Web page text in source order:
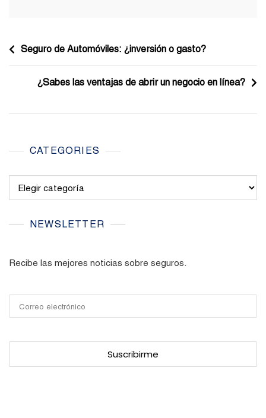
Navegación
entradas
Seguro de Automóviles: ¿inversión o gasto?
¿Sabes las ventajas de abrir un negocio en línea?
CATEGORIES
NEWSLETTER
Recibe las mejores noticias sobre seguros.